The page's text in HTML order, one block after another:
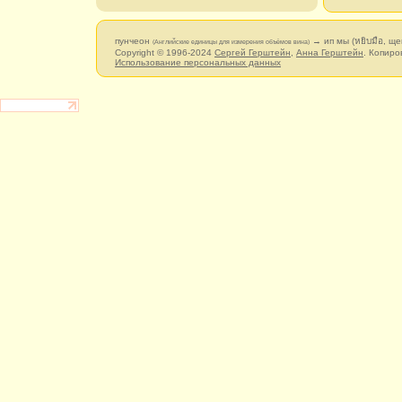
пунчеон (Английские единицы для измерения объёмов вина) → ип мы (หยิบมือ,
Copyright © 1996-2024 Сергей Герштейн Анна Герштейн .
Использование персональных данных